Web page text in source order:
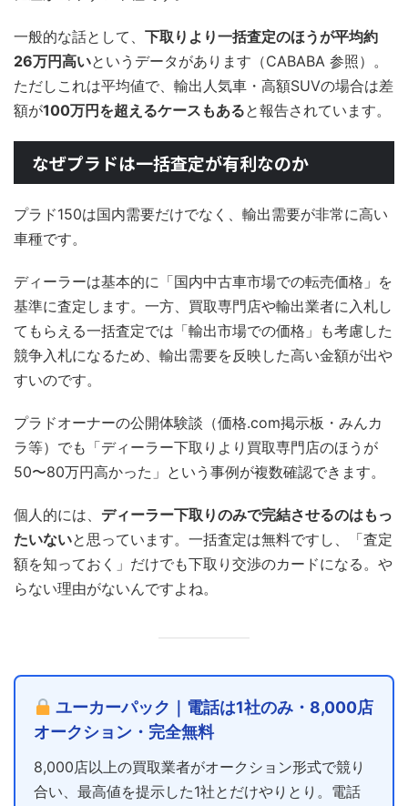
一般的な話として、 下取りより一括査定のほうが平均約
26万円高いというデータがあります（CABABA 参照）。
ただしこれは平均値で、輸出人気車・高額SUVの場合は差
額が100万円を超えるケースもあると報告されています。
なぜプラドは一括査定が有利なのか
プラド150は国内需要だけでなく、輸出需要が非常に高い
車種です。
ディーラーは基本的に「国内中古車市場での転売価格」を
基準に査定します。一方、買取専門店や輸出業者に入札し
てもらえる一括査定では「輸出市場での価格」も考慮した
競争入札になるため、輸出需要を反映した高い金額が出や
すいのです。
プラドオーナーの公開体験談（価格.com掲示板・みんカ
ラ等）でも「ディーラー下取りより買取専門店のほうが
50〜80万円高かった」という事例が複数確認できます。
個人的には、 ディーラー下取りのみで完結させるのはもっ
たいないと思っています。一括査定は無料ですし、「査定
額を知っておく」だけでも下取り交渉のカードになる。や
らない理由がないんですよね。
ユーカーパック｜電話は1社のみ・8,000店
オークション・完全無料
8,000店以上の買取業者がオークション形式で競り
合い、最高値を提示した1社とだけやりとり。電話